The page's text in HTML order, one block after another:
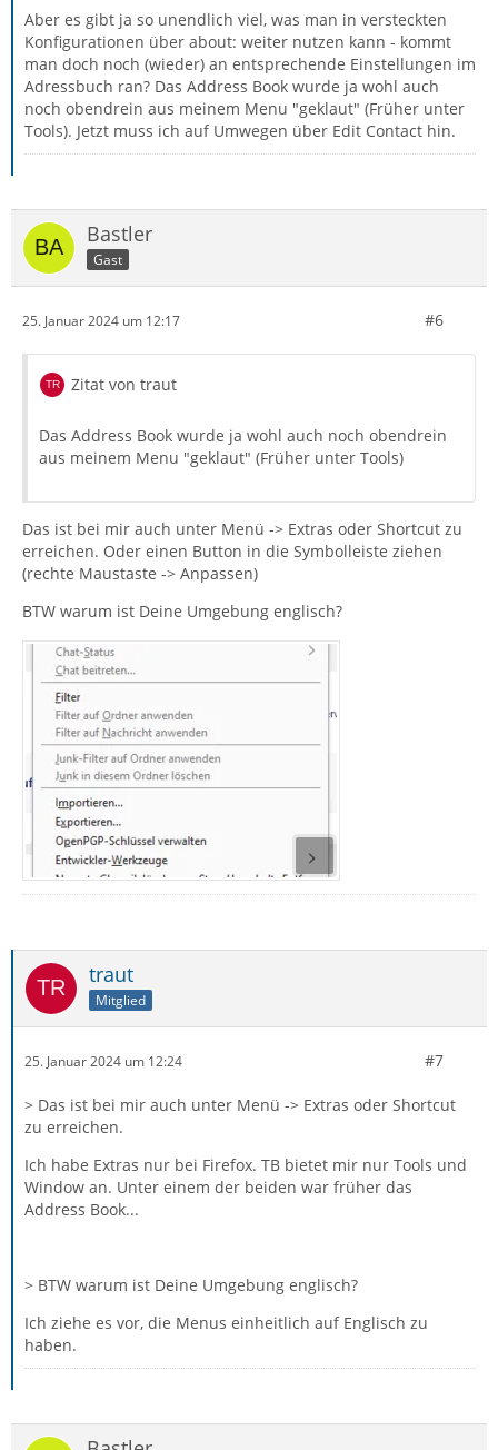
Aber es gibt ja so unendlich viel, was man in versteckten
Konfigurationen über about: weiter nutzen kann - kommt
man doch noch (wieder) an entsprechende Einstellungen im
Adressbuch ran? Das Address Book wurde ja wohl auch
noch obendrein aus meinem Menu "geklaut" (Früher unter
Tools). Jetzt muss ich auf Umwegen über Edit Contact hin.
Bastler
Gast
25. Januar 2024 um 12:17 #6
Zitat von traut
Das Address Book wurde ja wohl auch noch obendrein
aus meinem Menu "geklaut" (Früher unter Tools)
Das ist bei mir auch unter Menü -> Extras oder Shortcut zu
erreichen. Oder einen Button in die Symbolleiste ziehen
(rechte Maustaste -> Anpassen)
BTW warum ist Deine Umgebung englisch?
traut
Mitglied
25. Januar 2024 um 12:24 #7
> Das ist bei mir auch unter Menü -> Extras oder Shortcut
zu erreichen.
Ich habe Extras nur bei Firefox. TB bietet mir nur Tools und
Window an. Unter einem der beiden war früher das
Address Book...
> BTW warum ist Deine Umgebung englisch?
Ich ziehe es vor, die Menus einheitlich auf Englisch zu
haben.